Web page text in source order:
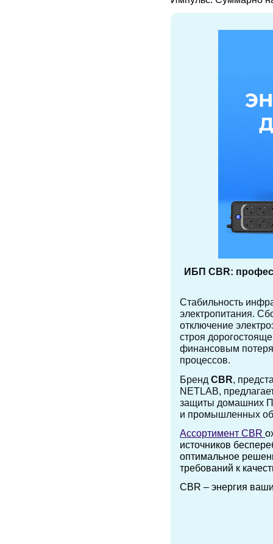
ИБП CBR:
Стабильность
электропитания.
отключение
строя
финансовым
процессов.
Бренд CBR ,
NETLAB,
защиты домашних
и промышленных
Ассортимент CBR
источников
оптимальное
требований к
CBR – энергия